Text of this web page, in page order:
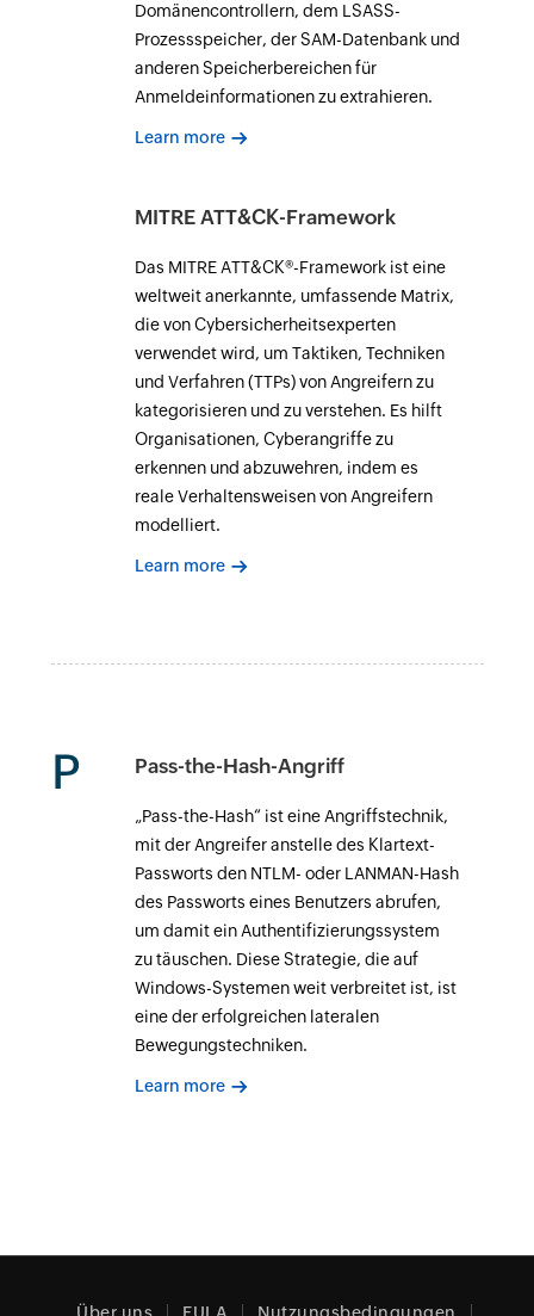
Domänencontrollern, dem LSASS-
Prozessspeicher, der SAM-Datenbank und
anderen Speicherbereichen für
Anmeldeinformationen zu extrahieren.
Learn more
MITRE ATT&CK-Framework
Das MITRE ATT&CK®-Framework ist eine
weltweit anerkannte, umfassende Matrix,
die von Cybersicherheitsexperten
verwendet wird, um Taktiken, Techniken
und Verfahren (TTPs) von Angreifern zu
kategorisieren und zu verstehen. Es hilft
Organisationen, Cyberangriffe zu
erkennen und abzuwehren, indem es
reale Verhaltensweisen von Angreifern
modelliert.
Learn more
P Pass-the-Hash-Angriff
„Pass-the-Hash“ ist eine Angriffstechnik,
mit der Angreifer anstelle des Klartext-
Passworts den NTLM- oder LANMAN-Hash
des Passworts eines Benutzers abrufen,
um damit ein Authentifizierungssystem
zu täuschen. Diese Strategie, die auf
Windows-Systemen weit verbreitet ist, ist
eine der erfolgreichen lateralen
Bewegungstechniken.
Learn more